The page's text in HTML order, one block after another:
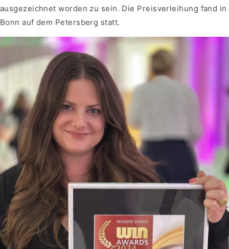
ausgezeichnet worden zu sein. Die Preisverleihung fand in
Bonn auf dem Petersberg statt.